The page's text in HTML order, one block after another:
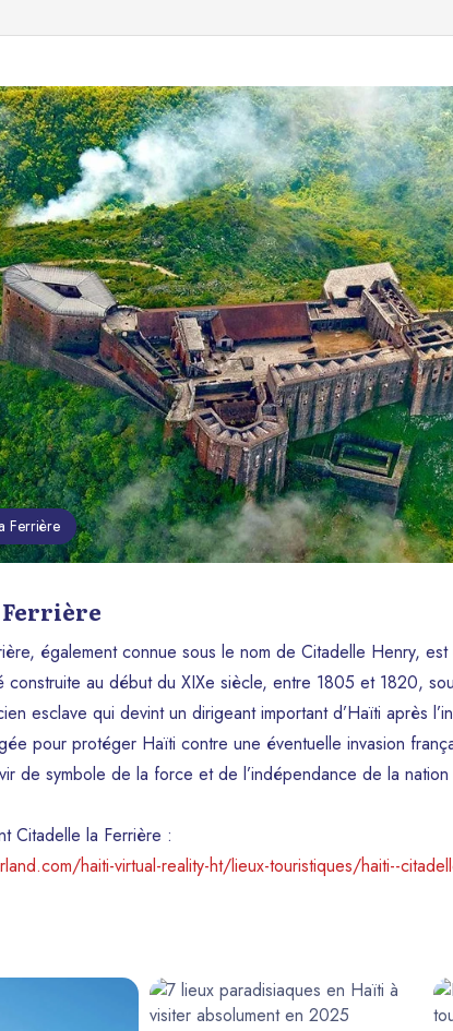
De La Canne À Sucre
National HaïTien (Mupanah)
Ferrière
également connue sous le nom de Citadelle Henry,
construite au début du XIXe siècle, entre 1805 et 1820,
esclave qui devint un dirigeant important d’Haïti après
pour protéger Haïti contre une éventuelle invasion
de symbole de la force et de l’indépendance de la nation
Citadelle la Ferrière :
haiti-virtual-reality-ht/lieux-touristiques/haiti--